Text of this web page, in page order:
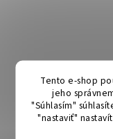
Tento e-shop
jeho
"Súhlasím"
"nastaviť"